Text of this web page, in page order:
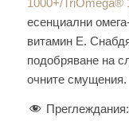
1000+/TriOmega®
есенциални
витамин Е.
подобряване на
очните смущения.
Преглеждания: